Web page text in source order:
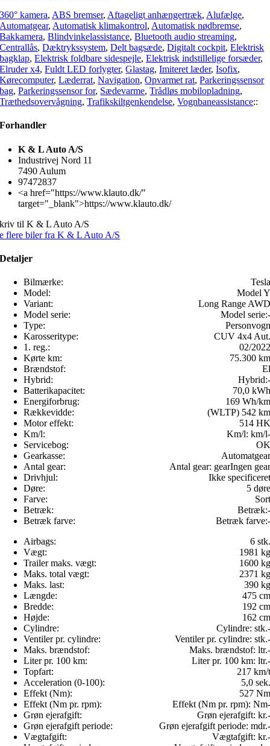
360° kamera, ABS bremser, Aftageligt anhængertræk, Alufælge,
Automatgear, Automatisk klimakontrol, Automatisk nødbremse,
Bakkamera,Blindvinkelassistance,Bluetooth audio streaming,
Centrallås,Dæktrykssystem,Delt bagsæde,Digitalt cockpit,Elektrisk
bagklap,Elektrisk foldbare sidespejle,Elektrisk indstillelige forsæder,
Elruder x4,Fuldt LED forlygter,Glastag,Imiteret læder,Isofix,
Kørecomputer,Læderrat,Navigation,Opvarmet rat,Parkeringssensor
bag,Parkeringssensor for, Sædevarme,Trådløs mobilopladning,
Træthedsovervågning,Trafikskiltgenkendelse,Vognbaneassistance::
Forhandler
K & L Auto A/S
Industrivej Nord 11
7490 Aulum
97472837
<a href="https://www.klauto.dk/"
target="_blank">https://www.klauto.dk/
til K & L Auto A/S
flere biler fra K & L Auto A/S
Detaljer
Bilmærke:
Tesla
Model:
Model Y
Variant:
Long Range AWD
Model serie:
Model serie:-
Type:
Personvogn
Karosseritype:
CUV 4x4 Aut.
1. reg.:
02/2022
Kørte km:
75.300 km
Brændstof:
El
Hybrid:
Hybrid:-
Batterikapacitet:
70,0 kWh
Energiforbrug:
169 Wh/km
Rækkevidde:
(WLTP) 542 km
Motor effekt:
514 HK
Km/l:
Km/l: -
km/l
Servicebog:
OK
Gearkasse:
Automatgear
Antal gear:
Antal gear: Ingen gear
gear
Drivhjul:
Ikke specificeret
Døre:
5 døre
Farve:
Sort
Betræk:
Betræk:-
Betræk farve:
Betræk farve:-
Airbags:
6 stk.
Vægt:
1981 kg
Trailer maks. vægt:
1600 kg
Maks. total vægt:
2371 kg
Maks. last:
390 kg
Længde:
475 cm
Bredde:
192 cm
Højde:
162 cm
Cylindre:
Cylindre: -
stk.
Ventiler pr. cylindre:
Ventiler pr. cylindre: -
stk.
Maks. brændstof:
Maks. brændstof: -
ltr.
Liter pr. 100 km:
Liter pr. 100 km: -
ltr.
Topfart:
217 km/t
Acceleration (0-100):
5,0 sek.
Effekt (Nm):
527 Nm
Effekt (Nm pr. rpm):
Effekt (Nm pr. rpm): -
Nm
Grøn ejerafgift:
Grøn ejerafgift: -
kr.
Grøn ejerafgift periode:
Grøn ejerafgift periode: -
mdr.
Vægtafgift:
Vægtafgift: -
kr.